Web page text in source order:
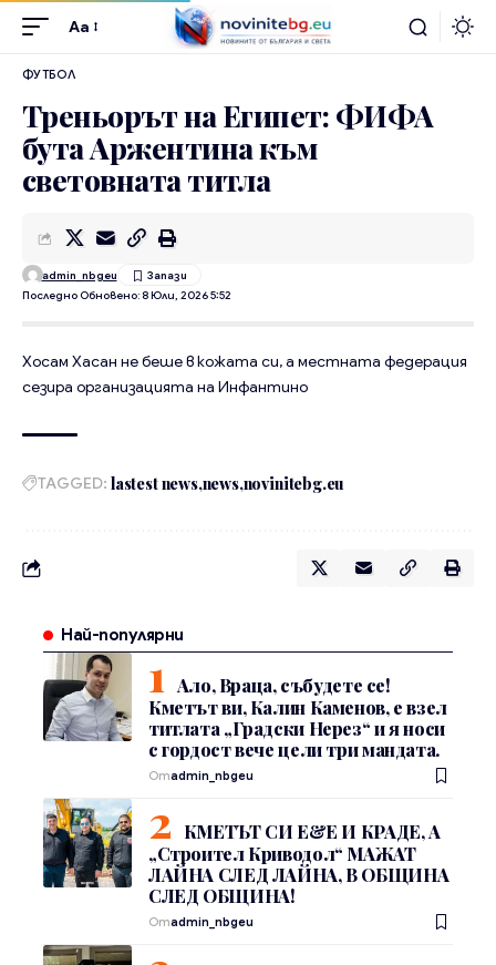
Aa
ФУТБОЛ
Треньорът на Египет: ФИФА
бута Аржентина към
световната титла
Последно Обновено: 8 Юли, 2026 5:52
admin_nbgeu
Хосам Хасан не беше в кожата си, а местната федерация
сезира организацията на Инфантино
TAGGED: lastest news news novinitebg.eu
Най-популярни
Ало, Враца, събудете се!
Кметът ви, Калин Каменов, е взел
титлата „Градски Нерез“ и я носи
с гордост вече цели три мандата.
Отadmin_nbgeu
КМЕТЪТ СИ Е&Е И КРАДЕ, А
„Строител Криводол“ МАЖАТ
ЛАЙНА СЛЕД ЛАЙНА, В ОБЩИНА
СЛЕД ОБЩИНА!
Отadmin_nbgeu